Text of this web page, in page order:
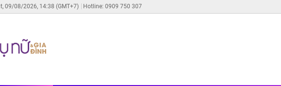
09/08/2026, 14:38 (GMT+7) Hotline: 0909 750 307